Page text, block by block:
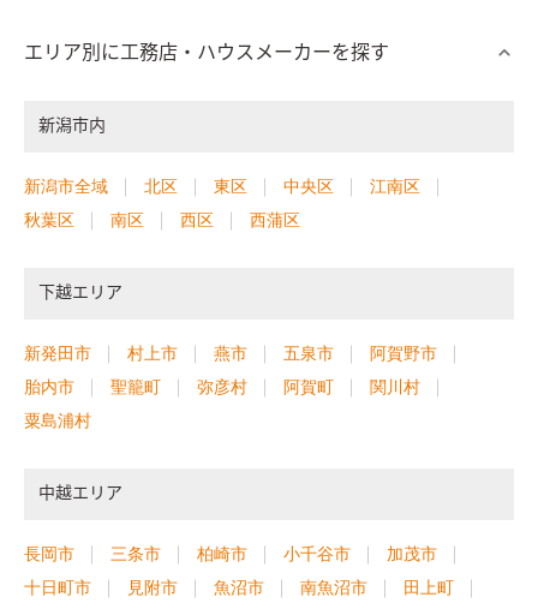
エリア別に工務店・ハウスメーカーを探す
新潟市内
新潟市全域 北区 東区 中央区
江南区
秋葉区
南区 西区 西蒲区
下越エリア
新発田市 村上市 燕市 五泉市
阿賀野市
胎内市
聖籠町 弥彦村 阿賀町
関川村
粟島浦村
中越エリア
長岡市 三条市 柏崎市 小千谷市
加茂市
十日町市
見附市 魚沼市 南魚沼市
田上町